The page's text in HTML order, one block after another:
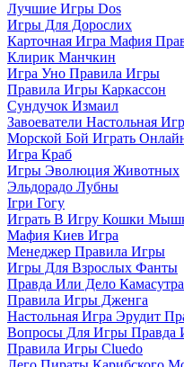
Лучшие Игры Dos
Игры Для Дорослих
Карточная Игра Мафия
Клирик Манчкин
Игра Уно Правила Игры
Правила Игры Каркассон
Сундучок Измаил
Завоеватели Настольная
Морской Бой Играть
Игра Краб
Игры Эволюция Животных
Эльдорадо Лубны
Ігри Гогу
Играть В Игру Кошки
Мафия Киев Игра
Менеджер Правила Игры
Игры Для Взрослых Фанты
Правда Или Дело
Правила Игры Дженга
Настольная Игра Эрудит
Вопросы Для Игры Правда
Правила Игры Cluedo